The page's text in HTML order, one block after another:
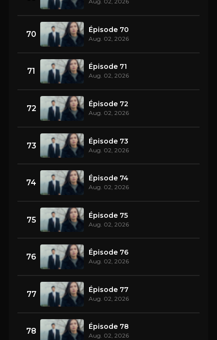
70 Épisode 70
Aug. 02, 2026
71 Épisode 71
Aug. 02, 2026
72 Épisode 72
Aug. 02, 2026
73 Épisode 73
Aug. 02, 2026
74 Épisode 74
Aug. 02, 2026
75 Épisode 75
Aug. 02, 2026
76 Épisode 76
Aug. 02, 2026
77 Épisode 77
Aug. 02, 2026
78 Épisode 78
Aug. 02, 2026